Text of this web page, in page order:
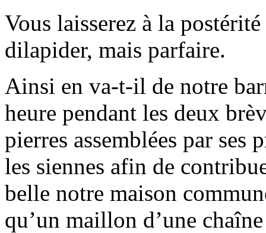
Vous laisserez à la
dilapider, mais parfaire.
Ainsi en va-t-il de notre
heure pendant les deux
pierres assemblées par ses
les siennes afin de
belle notre maison
qu’un maillon d’une